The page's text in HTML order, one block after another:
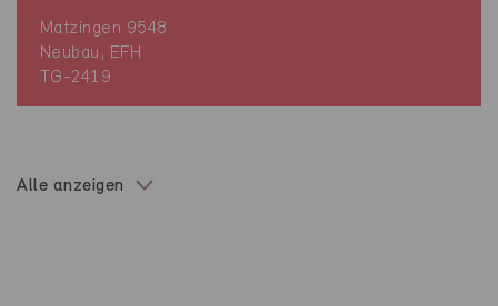
Matzingen 9548
Neubau, EFH
TG-2419
Alle anzeigen